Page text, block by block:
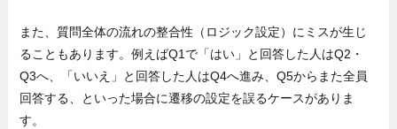
また、質問全体の流れの整合性（ロジック設定）にミスが生じ
ることもあります。例えばQ1で「はい」と回答した人はQ2・
Q3へ、「いいえ」と回答した人はQ4へ進み、Q5からまた全員
回答する、といった場合に遷移の設定を誤るケースがありま
す。